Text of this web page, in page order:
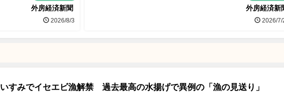
外房経済新聞
2026/8/3
外房経済新
2026/7/
いすみでイセエビ漁解禁 過去最高の水揚げで異例の「漁の見送り」